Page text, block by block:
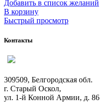
Добавить в список желаний
В корзину
Быстрый просмотр
Контакты
309509, Белгородская обл.
г. Старый Оскол,
ул. 1-й Конной Армии, д. 86